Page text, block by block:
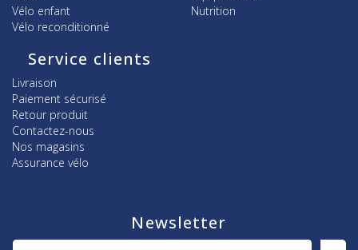
Vélo enfant
Vélo reconditionné
Nutrition
Service clients
Livraison
Paiement sécurisé
Retour produit
Contactez-nous
Nos magasins
Assurance vélo
Newsletter